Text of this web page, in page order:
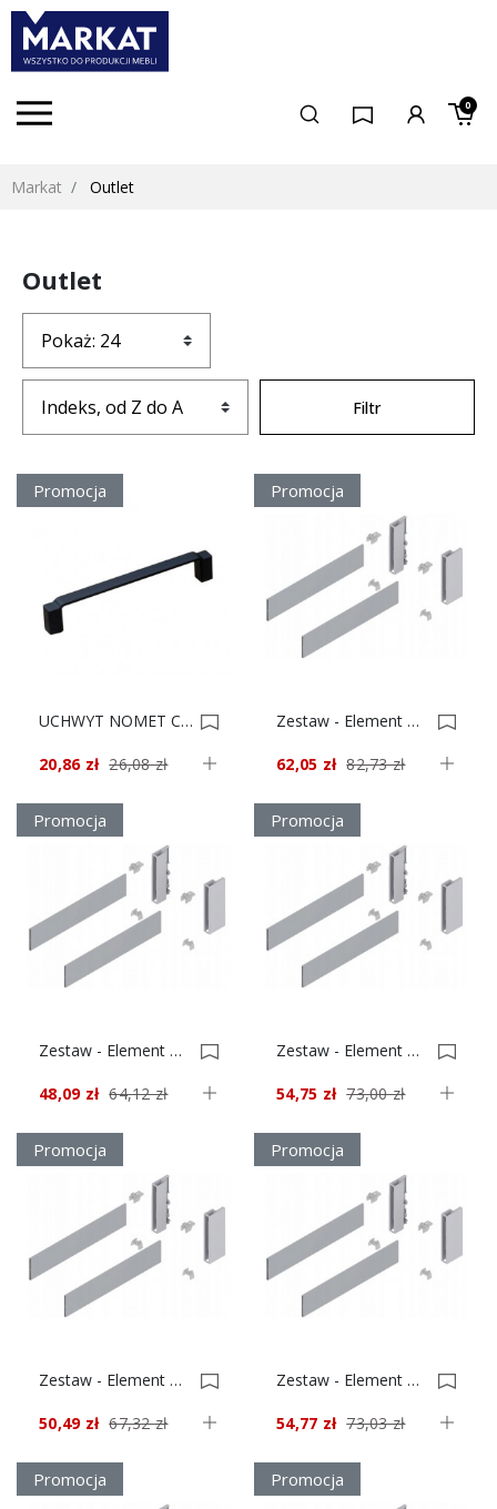
0
Markat Outlet
Outlet
Filtr
Promocja
UCHWYT NOMET C-5289 P61 CZARNY MAT L-320 *** 0033412
20,86 zł 26,08 zł
Promocja
Zestaw - Element Dekoracyjny + Uchwyt, Tandembox Antaro Wys. D Dł.650 Czarny 0022620
62,05 zł 82,73 zł
Promocja
Zestaw - Element Dekoracyjny + Uchwyt, Tandembox Antaro Wys. D Dł.450 Czarny 0022619
48,09 zł 64,12 zł
Promocja
Zestaw - Element Dekoracyjny + Uchwyt, Tandembox Antaro Wys. C Dł.500 Szary 0022610
54,75 zł 73,00 zł
Promocja
Zestaw - Element Dekoracyjny + Uchwyt, Tandembox Antaro Wys. C Dł.450 Czarny 0022608
50,49 zł 67,32 zł
Promocja
Zestaw - Element Dekoracyjny + Uchwyt, Tandembox Antaro Wys. C Dł.500 Czarny 0022604
54,77 zł 73,03 zł
Promocja Promocja